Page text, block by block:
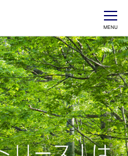
CLOSE
MENU